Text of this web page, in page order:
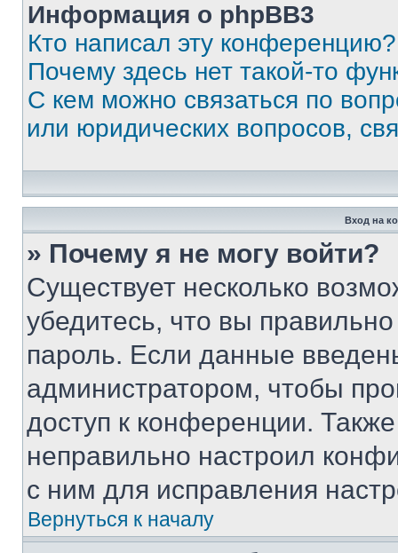
Информация о phpBB3
Кто написал эту конференцию?
Почему здесь нет такой-то
С кем можно связаться по
или юридических вопросов,
Вход на
» Почему я не могу войти?
Существует несколько
убедитесь, что вы
пароль. Если данные
администратором, чтобы
доступ к конференции.
неправильно настроил
с ним для исправления
Вернуться к началу